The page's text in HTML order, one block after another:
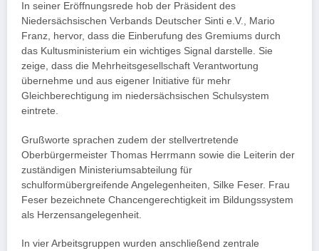
In seiner Eröffnungsrede hob der Präsident des
Niedersächsischen Verbands Deutscher Sinti e.V., Mario
Franz, hervor, dass die Einberufung des Gremiums durch
das Kultusministerium ein wichtiges Signal darstelle. Sie
zeige, dass die Mehrheitsgesellschaft Verantwortung
übernehme und aus eigener Initiative für mehr
Gleichberechtigung im niedersächsischen Schulsystem
eintrete.
Grußworte sprachen zudem der stellvertretende
Oberbürgermeister Thomas Herrmann sowie die Leiterin der
zuständigen Ministeriumsabteilung für
schulformübergreifende Angelegenheiten, Silke Feser. Frau
Feser bezeichnete Chancengerechtigkeit im Bildungssystem
als Herzensangelegenheit.
In vier Arbeitsgruppen wurden anschließend zentrale